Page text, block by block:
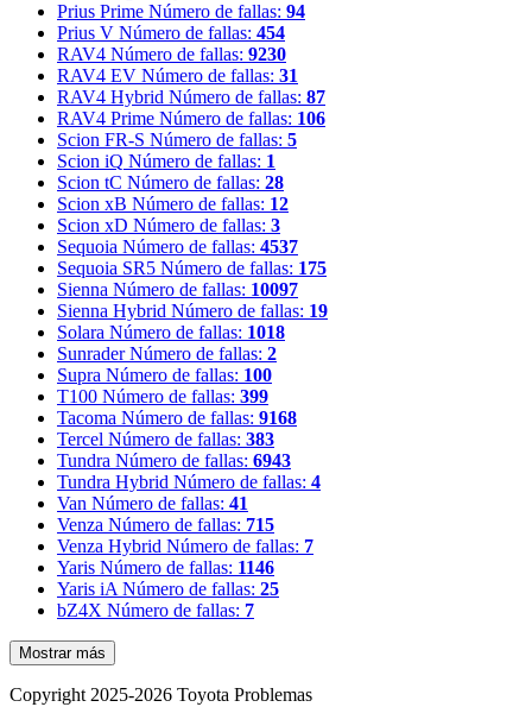
Prius Prime Número de fallas: 94
Prius V Número de fallas: 454
RAV4 Número de fallas: 9230
RAV4 EV Número de fallas: 31
RAV4 Hybrid Número de fallas: 87
RAV4 Prime Número de fallas: 106
Scion FR-S Número de fallas: 5
Scion iQ Número de fallas: 1
Scion tC Número de fallas: 28
Scion xB Número de fallas: 12
Scion xD Número de fallas: 3
Sequoia Número de fallas: 4537
Sequoia SR5 Número de fallas: 175
Sienna Número de fallas: 10097
Sienna Hybrid Número de fallas: 19
Solara Número de fallas: 1018
Sunrader Número de fallas: 2
Supra Número de fallas: 100
T100 Número de fallas: 399
Tacoma Número de fallas: 9168
Tercel Número de fallas: 383
Tundra Número de fallas: 6943
Tundra Hybrid Número de fallas: 4
Van Número de fallas: 41
Venza Número de fallas: 715
Venza Hybrid Número de fallas: 7
Yaris Número de fallas: 1146
Yaris iA Número de fallas: 25
bZ4X Número de fallas: 7
Mostrar más
Copyright 2025-2026 Toyota Problemas